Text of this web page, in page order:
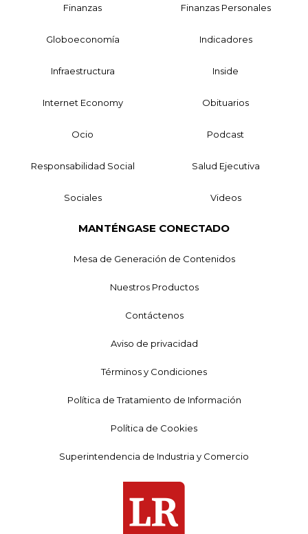
Finanzas Finanzas Personales
Globoeconomía Indicadores
Infraestructura Inside
Internet Economy Obituarios
Ocio Podcast
Responsabilidad Social Salud Ejecutiva
Sociales Videos
MANTÉNGASE CONECTADO
Mesa de Generación de Contenidos
Nuestros Productos
Contáctenos
Aviso de privacidad
Términos y Condiciones
Política de Tratamiento de Información
Política de Cookies
Superintendencia de Industria y Comercio